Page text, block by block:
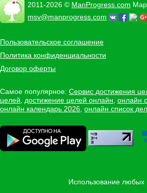
2011-2026 © ManProgress.com
msv@manprogress.com
Пользовательское соглашение
Политика конфиденциальности
Договор оферты
Самое популярное: Сервис достижения
целей
достижение целей онлайн онлайн
онлайн календарь 2026 онлайн список дел
Использование